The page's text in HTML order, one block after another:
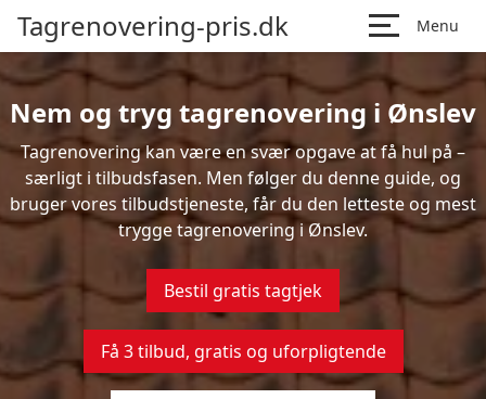
Tagrenovering-pris.dk Menu
Nem og tryg tagrenovering i Ønslev
Tagrenovering kan være en svær opgave at få hul på –
særligt i tilbudsfasen. Men følger du denne guide, og
bruger vores tilbudstjeneste, får du den letteste og mest
trygge tagrenovering i Ønslev.
Bestil gratis tagtjek
Få 3 tilbud, gratis og uforpligtende